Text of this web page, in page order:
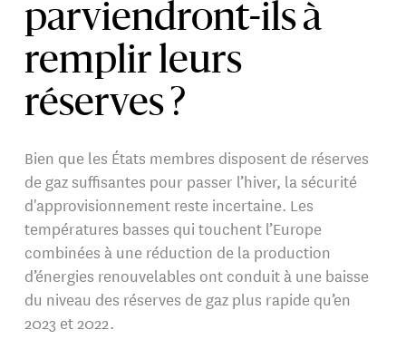
parviendront-ils à
remplir leurs
réserves ?
Bien que les États membres disposent de réserves
de gaz suffisantes pour passer l’hiver, la sécurité
d'approvisionnement reste incertaine. Les
températures basses qui touchent l’Europe
combinées à une réduction de la production
d’énergies renouvelables ont conduit à une baisse
du niveau des réserves de gaz plus rapide qu’en
2023 et 2022.